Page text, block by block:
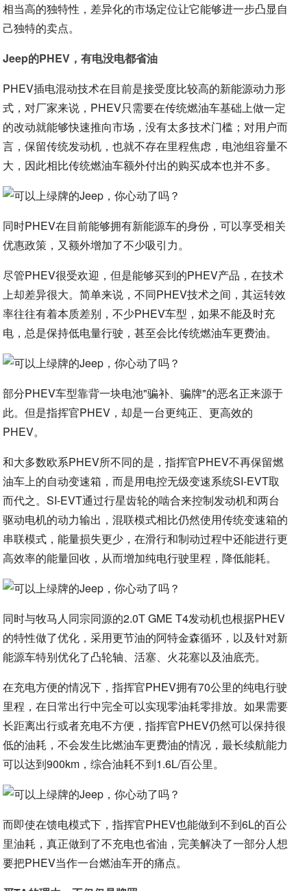
相当高的独特性，差异化的市场定位让它能够进一步凸显自
己独特的卖点。
Jeep的PHEV，有电没电都省油
PHEV插电混动技术在目前是接受度比较高的新能源动力形
式，对厂家来说，PHEV只需要在传统燃油车基础上做一定
的改动就能够快速推向市场，没有太多技术门槛；对用户而
言，保留传统发动机，也就不存在里程焦虑，电池组容量不
大，因此相比传统燃油车额外付出的购买成本也并不多。
同时PHEV在目前能够拥有新能源车的身份，可以享受相关
优惠政策，又额外增加了不少吸引力。
尽管PHEV很受欢迎，但是能够买到的PHEV产品，在技术
上却差异很大。简单来说，不同PHEV技术之间，其运转效
率往往有着本质差别，不少PHEV车型，如果不能及时充
电，总是保持低电量行驶，甚至会比传统燃油车更费油。
部分PHEV车型靠背一块电池"骗补、骗牌"的恶名正来源于
此。但是指挥官PHEV，却是一台更纯正、更高效的
PHEV。
和大多数欧系PHEV所不同的是，指挥官PHEV不再保留燃
油车上的自动变速箱，而是用电控无级变速系统SI-EVT取
而代之。SI-EVT通过行星齿轮的啮合来控制发动机和两台
驱动电机的动力输出，混联模式相比仍然使用传统变速箱的
串联模式，能量损失更少，在滑行和制动过程中还能进行更
高效率的能量回收，从而增加纯电行驶里程，降低能耗。
同时与牧马人同宗同源的2.0T GME T4发动机也根据PHEV
的特性做了优化，采用更节油的阿特金森循环，以及针对新
能源车特别优化了凸轮轴、活塞、火花塞以及油底壳。
在充电方便的情况下，指挥官PHEV拥有70公里的纯电行驶
里程，在日常出行中完全可以实现零油耗零排放。如果需要
长距离出行或者充电不方便，指挥官PHEV仍然可以保持很
低的油耗，不会发生比燃油车更费油的情况，最长续航能力
可以达到900km，综合油耗不到1.6L/百公里。
而即使在馈电模式下，指挥官PHEV也能做到不到6L的百公
里油耗，真正做到了不充电也省油，完美解决了一部分人想
要把PHEV当作一台燃油车开的痛点。